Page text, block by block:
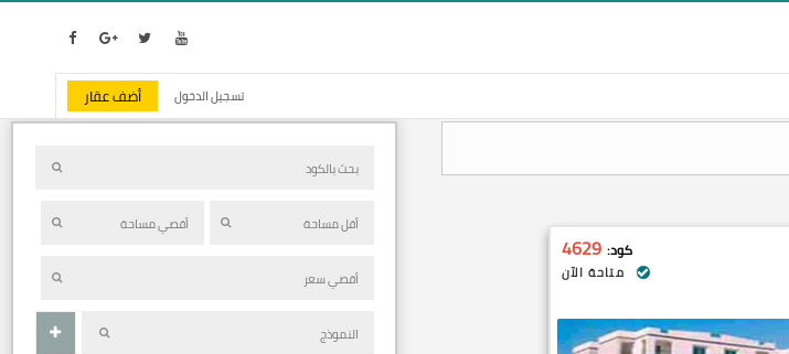
تسجيل الدخول أضف عقار
كود: 4629
متاحة الآن